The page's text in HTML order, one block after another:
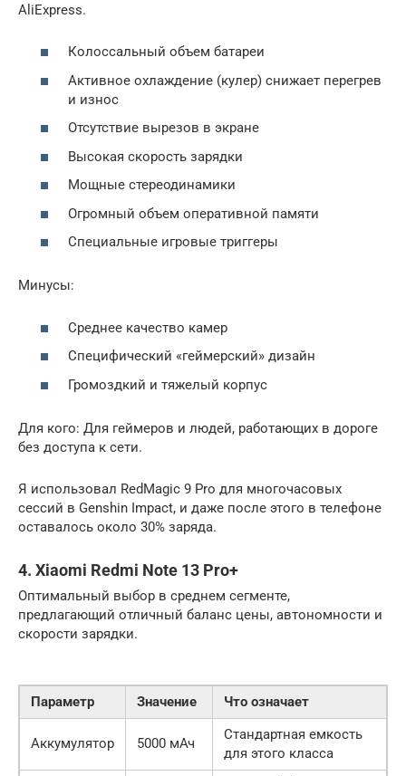
AliExpress.
Колоссальный объем батареи
Активное охлаждение (кулер) снижает перегрев
и износ
Отсутствие вырезов в экране
Высокая скорость зарядки
Мощные стереодинамики
Огромный объем оперативной памяти
Специальные игровые триггеры
Минусы:
Среднее качество камер
Специфический «геймерский» дизайн
Громоздкий и тяжелый корпус
Для кого: Для геймеров и людей, работающих в дороге
без доступа к сети.
Я использовал RedMagic 9 Pro для многочасовых
сессий в Genshin Impact, и даже после этого в телефоне
оставалось около 30% заряда.
4. Xiaomi Redmi Note 13 Pro+
Оптимальный выбор в среднем сегменте,
предлагающий отличный баланс цены, автономности и
скорости зарядки.
Параметр Значение Что означает
Аккумулятор 5000 мАч
Стандартная емкость
для этого класса